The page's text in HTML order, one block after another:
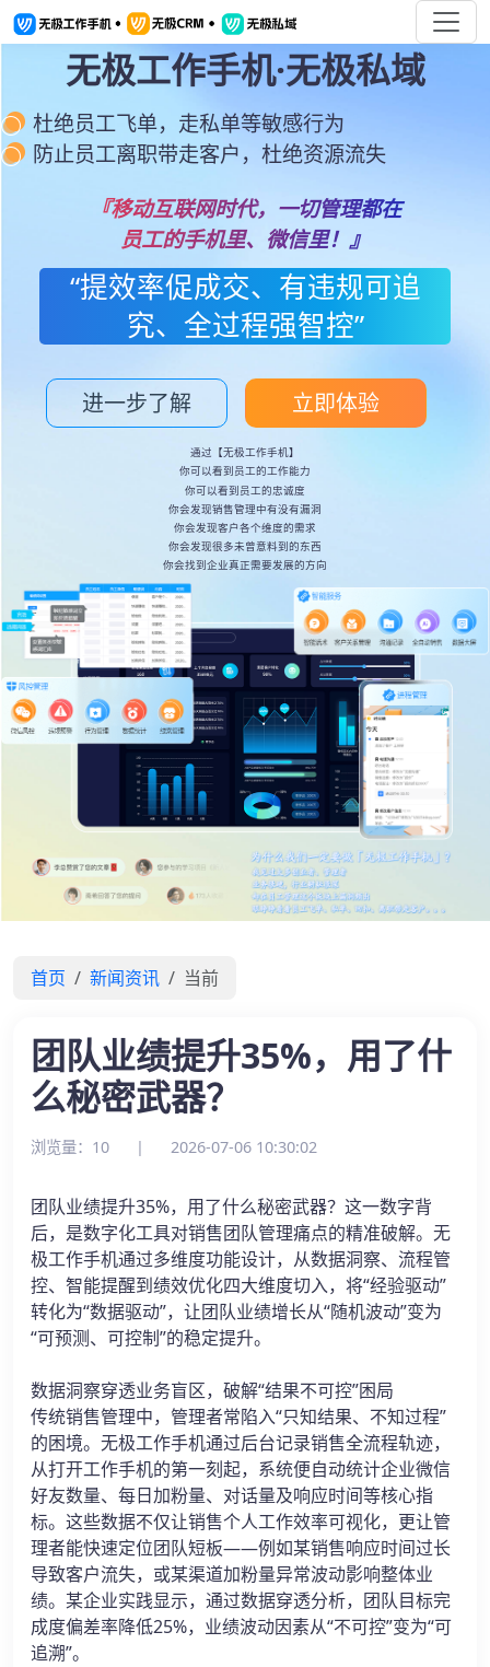
无极工作手机·无极私域
杜绝员工飞单，走私单等敏感行为
防止员工离职带走客户，杜绝资源流失
『移动互联网时代，一切管理都在
员工的手机里、微信里！』
“提效率促成交、有违规可追
究、全过程强智控”
进一步了解 立即体验
通过【无极工作手机】
你可以看到员工的工作能力
你可以看到员工的忠诚度
你会发现销售管理中有没有漏洞
你会发现客户各个维度的需求
你会发现很多未曾意料到的东西
你会找到企业真正需要发展的方向
首页 新闻资讯 当前
团队业绩提升35%，用了什
么秘密武器？
浏览量：10 | 2026-07-06 10:30:02
团队业绩提升35%，用了什么秘密武器？这一数字背
后，是数字化工具对销售团队管理痛点的精准破解。无
极工作手机通过多维度功能设计，从数据洞察、流程管
控、智能提醒到绩效优化四大维度切入，将“经验驱动”
转化为“数据驱动”，让团队业绩增长从“随机波动”变为
“可预测、可控制”的稳定提升。
数据洞察穿透业务盲区，破解“结果不可控”困局
传统销售管理中，管理者常陷入“只知结果、不知过程”
的困境。无极工作手机通过后台记录销售全流程轨迹，
从打开工作手机的第一刻起，系统便自动统计企业微信
好友数量、每日加粉量、对话量及响应时间等核心指
标。这些数据不仅让销售个人工作效率可视化，更让管
理者能快速定位团队短板——例如某销售响应时间过长
导致客户流失，或某渠道加粉量异常波动影响整体业
绩。某企业实践显示，通过数据穿透分析，团队目标完
成度偏差率降低25%，业绩波动因素从“不可控”变为“可
追溯”。